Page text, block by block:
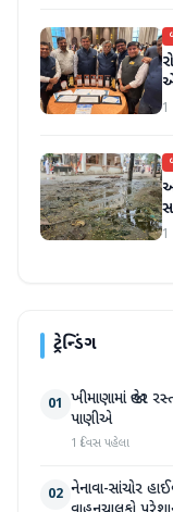
1
1
ટ્રેન્ડિંગ
01 ખીમાણામાં જાહેર
પાણીએ
1 દિવસ પહેલા
02 નેનાવા-સાંચોર